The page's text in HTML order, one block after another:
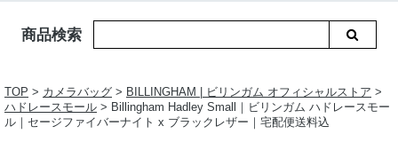
商品検索
TOP > カメラバッグ > BILLINGHAM | ビリンガム オフィシャルストア >
ハドレースモール > Billingham Hadley Small｜ビリンガム ハドレースモー
ル｜セージファイバーナイト x ブラックレザー｜宅配便送料込